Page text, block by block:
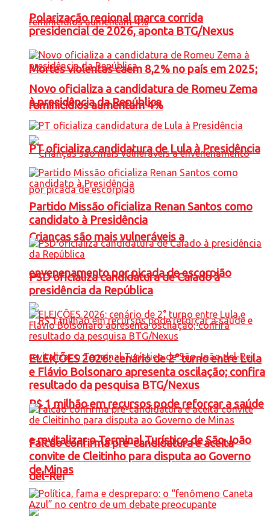
Mortes violentas caem 8,2% no país em 2025;
feminicídios aumentam 4%
Crianças são mais vulneráveis a
envenenamento por picada de escorpião
R$ 1 milhão em recursos pode reforçar a saúde
e revitalizar o Terminal Turístico de São João
del-Rei
Polarização regional marca corrida
presidencial de 2026, aponta BTG/Nexus
Novo oficializa a candidatura de Romeu Zema
à presidência da República
PT oficializa candidatura de Lula à Presidência
Partido Missão oficializa Renan Santos como
candidato à Presidência
PSD oficializa candidatura de Caiado à
presidência da República
ELEIÇÕES 2026: cenário de 2° turno entre Lula
e Flávio Bolsonaro apresenta oscilação; confira
resultado da pesquisa BTG/Nexus
Falcão confirma pré-candidatura e aceita
convite de Cleitinho para disputa ao Governo
de Minas